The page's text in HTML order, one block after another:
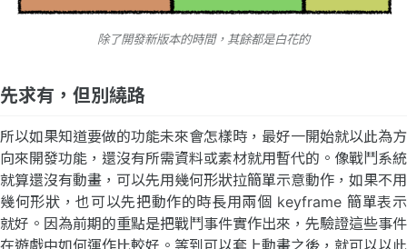
除了開發新版本的時間，其餘都是白花的
先求有，但別繞路
所以如果知道要做的功能未來會怎樣時，最好一開始就以此為方
向來開發功能，還沒有所需資料或素材就用暫代的。像戰鬥系統
就算還沒有動畫，可以先用幾何形狀拉簡單示意動作，如果不用
幾何形狀，也可以先把動作的時長用兩個 keyframe 簡單表示
就好。因為前期的重點是把戰鬥事件實作出來，先驗證這些事件
在遊戲中如何運作比較好。等到可以套上動畫之後，就可以以此